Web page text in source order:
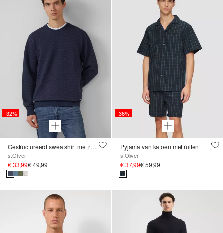
-32%
Gestructureerd sweatshirt met ronde hals
s.Oliver
€ 33,99€ 49,99
-36%
Pyjama van katoen met ruiten
s.Oliver
€ 37,99€ 59,99